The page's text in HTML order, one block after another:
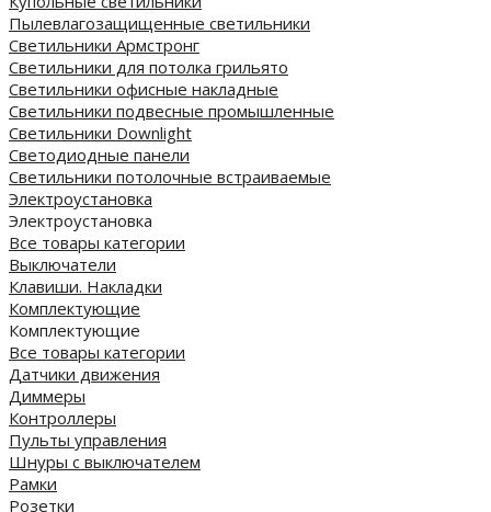
Пылевлагозащищенные светильники
Светильники Армстронг
Светильники для потолка грильято
Светильники офисные накладные
Светильники подвесные промышленные
Светильники Downlight
Светодиодные панели
Cветильники потолочные встраиваемые
Электроустановка
Электроустановка
Все товары категории
Выключатели
Клавиши. Накладки
Комплектующие
Комплектующие
Все товары категории
Датчики движения
Диммеры
Контроллеры
Пульты управления
Шнуры с выключателем
Рамки
Розетки